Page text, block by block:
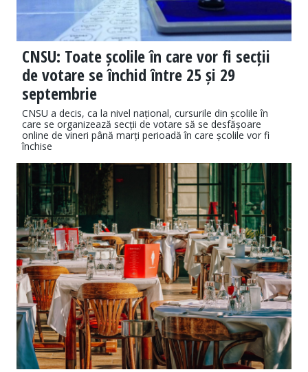
CNSU: Toate școlile în care vor fi secții
de votare se închid între 25 și 29
septembrie
CNSU a decis, ca la nivel național, cursurile din școlile în
care se organizează secții de votare să se desfășoare
online de vineri până marți perioadă în care școlile vor fi
închise